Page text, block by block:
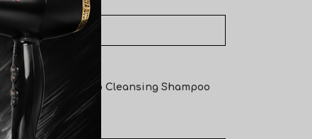
22,00
ΠΡΟΣΘΉΚΗ ΣΤΟ ΚΑΛΆΘΙ
Morgans Deep Cleansing Shampoo
250ml
13,00